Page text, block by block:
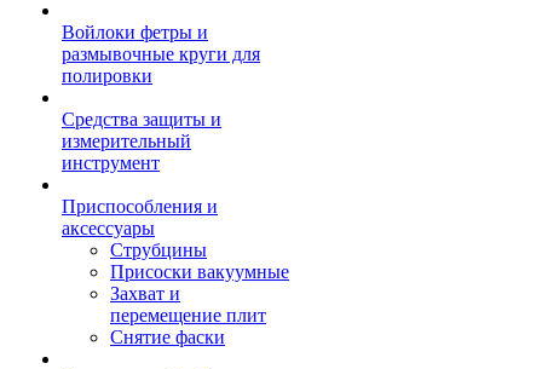
Войлоки фетры и
размывочные круги для
полировки
Средства защиты и
измерительный
инструмент
Приспособления и
аксессуары
Струбцины
Присоски вакуумные
Захват и
перемещение плит
Снятие фаски